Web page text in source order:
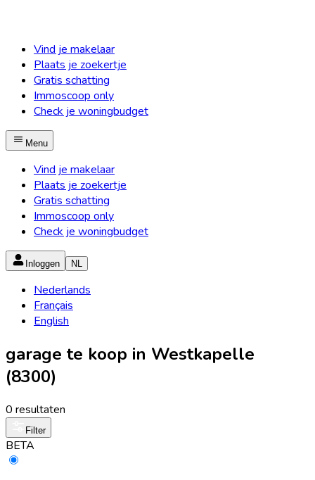
Vind je makelaar
Plaats je zoekertje
Gratis schatting
Immoscoop only
Check je woningbudget
Menu
Vind je makelaar
Plaats je zoekertje
Gratis schatting
Immoscoop only
Check je woningbudget
Inloggen NL
Nederlands
Français
English
garage te koop in Westkapelle
(8300)
0 resultaten
Filter
BETA